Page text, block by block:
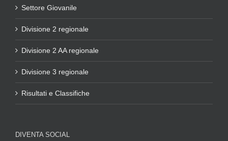
Settore Giovanile
Divisione 2 regionale
Divisione 2 AA regionale
Divisione 3 regionale
Risultati e Classifiche
DIVENTA SOCIAL